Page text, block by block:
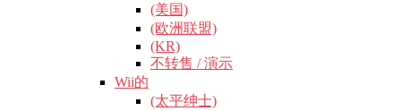
(美国)
(欧洲联盟)
(KR)
不转售 / 演示
Wii的
(太平绅士)